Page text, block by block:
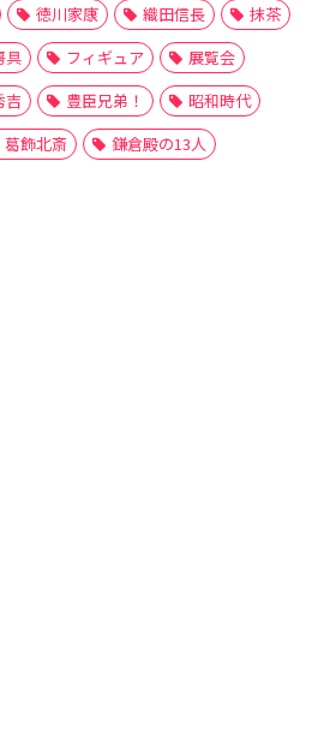
徳川家康 織田信長
抹茶
具 フィギュア
展覧会
吉 豊臣兄弟！
昭和時代
葛飾北斎 鎌倉殿の13人